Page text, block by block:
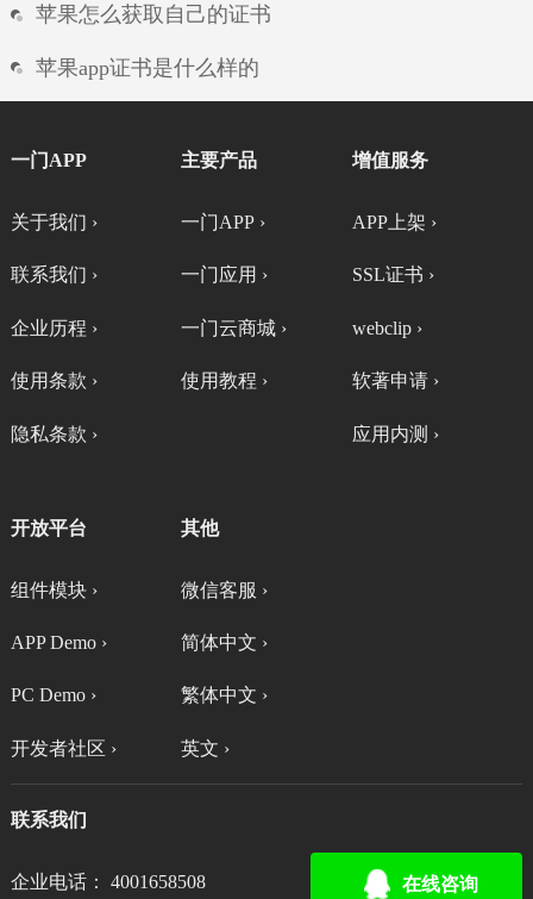
苹果怎么获取自己的证书
苹果app证书是什么样的
ios提示无效证书
ios安装包怎么自行签名
一门APP
关于我们 ›
联系我们 ›
企业历程 ›
使用条款 ›
隐私条款 ›
主要产品
一门APP ›
一门应用 ›
一门云商城 ›
使用教程 ›
增值服务
APP上架 ›
SSL证书 ›
webclip ›
软著申请 ›
应用内测 ›
开放平台
组件模块 ›
APP Demo ›
PC Demo ›
开发者社区 ›
其他
微信客服 ›
简体中文 ›
繁体中文 ›
英文 ›
联系我们
企业电话： 4001658508 在线咨询